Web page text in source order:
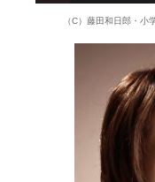
（C）藤田和日郎・小